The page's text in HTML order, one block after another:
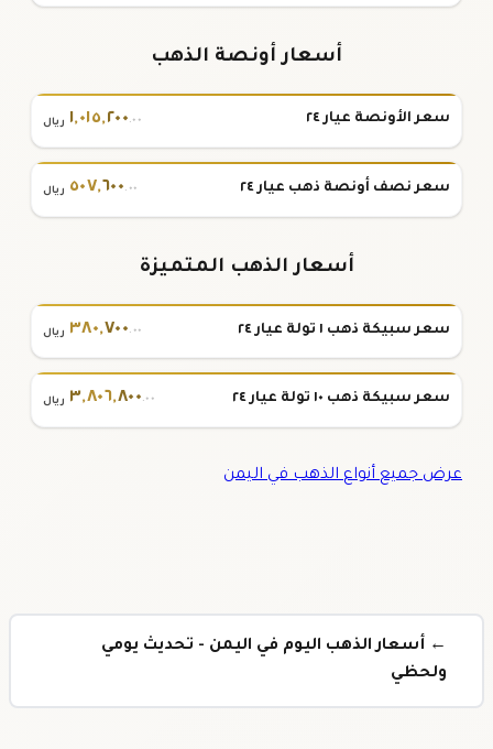
أسعار أونصة الذهب
سعر الأونصة عيار ٢٤ ١,٠١٥,٢٠٠.٠٠ ريال
سعر نصف أونصة ذهب عيار ٢٤ ٥٠٧,٦٠٠.٠٠ ريال
أسعار الذهب المتميزة
سعر سبيكة ذهب ١ تولة عيار ٢٤ ٣٨٠,٧٠٠.٠٠ ريال
سعر سبيكة ذهب ١٠ تولة عيار ٢٤ ٣,٨٠٦,٨٠٠.٠٠ ريال
عرض جميع أنواع الذهب في اليمن
← أسعار الذهب اليوم في اليمن - تحديث يومي
ولحظي